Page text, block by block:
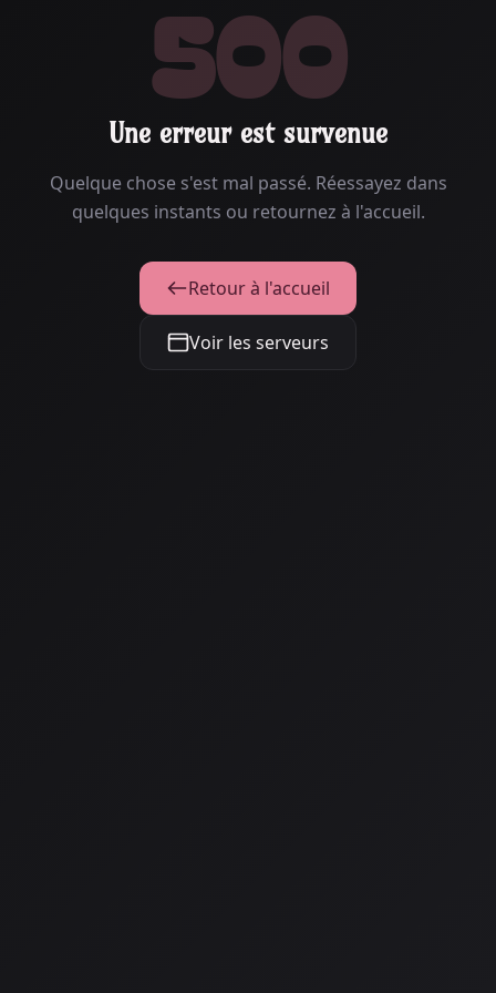
500
Une erreur est survenue
Quelque chose s'est mal passé. Réessayez dans
quelques instants ou retournez à l'accueil.
Retour à l'accueil
Voir les serveurs